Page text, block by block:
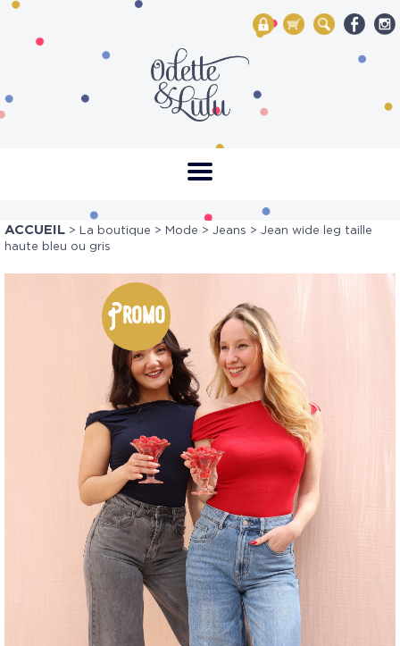
My Account
Mon panier
Rechercher
ACCUEIL > La boutique > Mode > Jeans > Jean wide leg taille
haute bleu ou gris
Promo